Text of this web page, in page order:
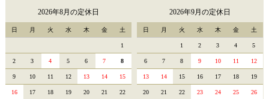
2026年8月の定休日
日 月 火 水 木 金 土
1
2 3 4 5 6 7 8
9 10 11 12 13 14 15
16 17 18 19 20 21 22
2026年9月の定休日
日 月 火 水 木 金 土
1 2 3 4 5
6 7 8 9 10 11 12
13 14 15 16 17 18 19
20 21 22 23 24 25 26